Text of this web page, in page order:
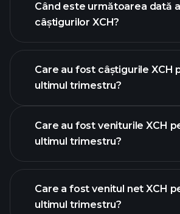
Când este următoarea dată a
câștigurilor XCH?
Care au fost câștigurile XCH
ultimul trimestru?
câștigurile XCH
Care au fost veniturile XCH
ultimul trimestru?
Care a fost venitul net XCH
ultimul trimestru?